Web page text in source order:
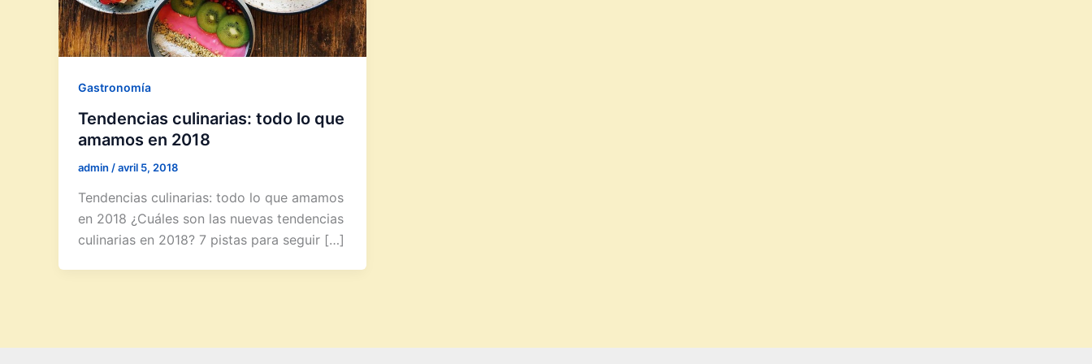
Gastronomía
Tendencias culinarias: todo lo que
amamos en 2018
admin /avril 5, 2018
Tendencias culinarias: todo lo que amamos
en 2018 ¿Cuáles son las nuevas tendencias
culinarias en 2018? 7 pistas para seguir […]